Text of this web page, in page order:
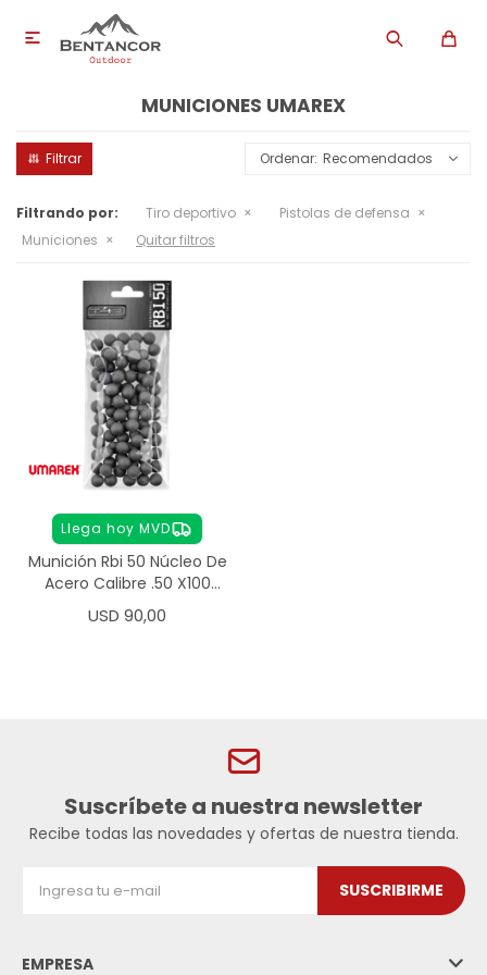

MUNICIONES UMAREX
Recomendados
Filtrando por: Tiro deportivo
Pistolas de defensa
Municiones
Quitar filtros
Llega hoy MVD
Munición Rbi 50 Núcleo De
Acero Calibre .50 X100
Unidades
USD 90,00
Suscríbete a nuestra newsletter
Recibe todas las novedades y ofertas de nuestra tienda.
SUSCRIBIRME
EMPRESA